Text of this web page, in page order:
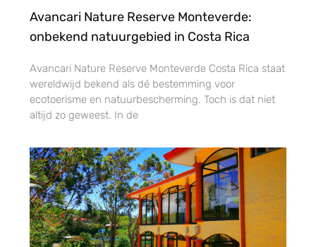
Avancari Nature Reserve Monteverde:
onbekend natuurgebied in Costa Rica
Avancari Nature Reserve Monteverde Costa Rica staat
wereldwijd bekend als dé bestemming voor
ecotoerisme en natuurbescherming. Toch is dat niet
altijd zo geweest. In de